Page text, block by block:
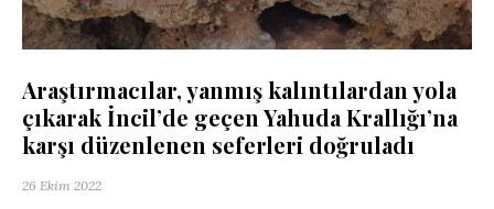
Araştırmacılar, yanmış kalıntılardan yola
çıkarak İncil’de geçen Yahuda Krallığı’na
karşı düzenlenen seferleri doğruladı
26 Ekim 2022